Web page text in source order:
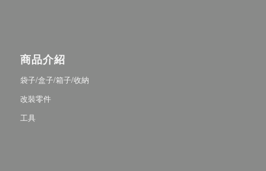
商品介紹
袋子/盒子/箱子/收納
改裝零件
工具